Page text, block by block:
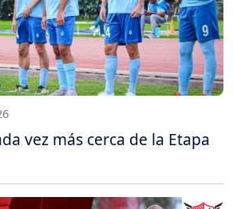
vez más cerca de la Etapa